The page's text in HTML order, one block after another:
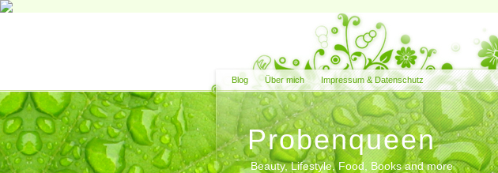
Blog Über mich Impressum & Datenschutz
Probenqueen
Beauty, Lifestyle, Food, Books and more